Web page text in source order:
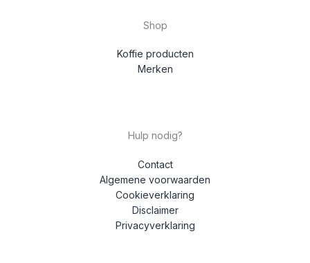
Shop
Koffie producten
Merken
Hulp nodig?
Contact
Algemene voorwaarden
Cookieverklaring
Disclaimer
Privacyverklaring